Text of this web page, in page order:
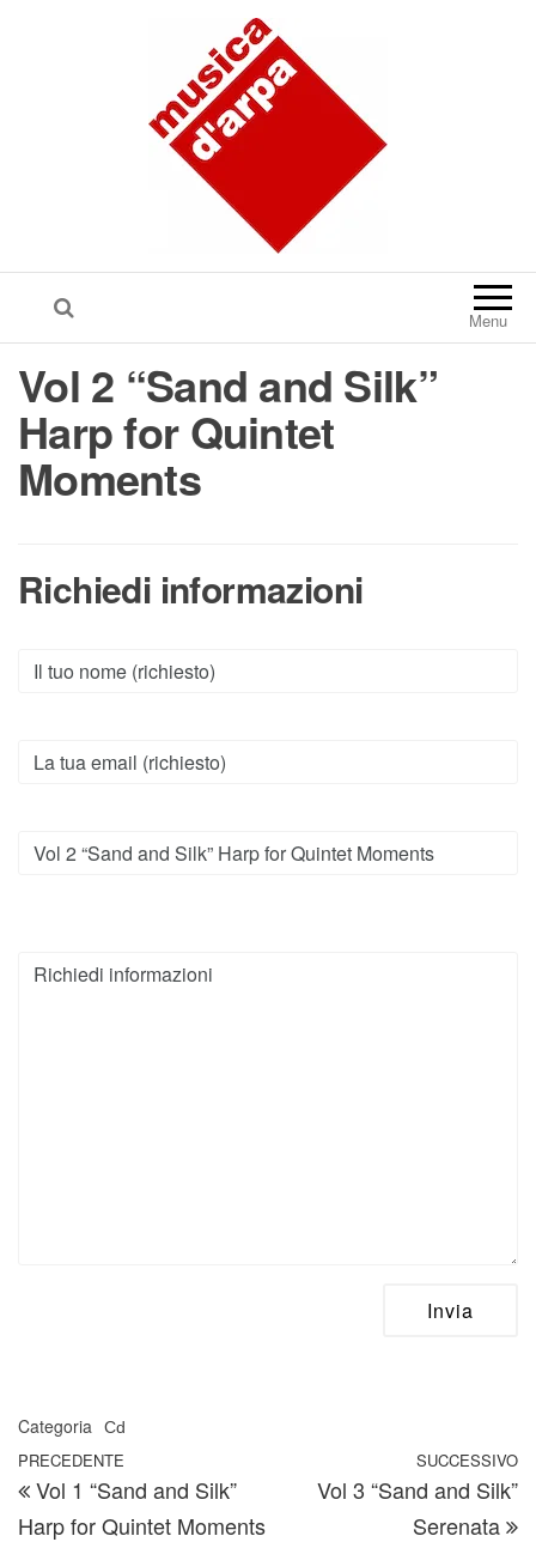
Menu
Vol 2 “Sand and Silk”
Harp for Quintet
Moments
Richiedi informazioni
Categoria Cd
Navigazione articoli
Articolo precedente
PRECEDENTE
Vol 1 “Sand and Silk”
Harp for Quintet Moments
SUCCESSIVO
Vol 3 “Sand and Silk”
Serenata